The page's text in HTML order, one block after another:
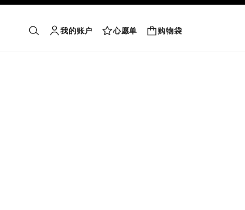
搜索 账户
我的账户
心愿单
心愿单 购物袋购物袋